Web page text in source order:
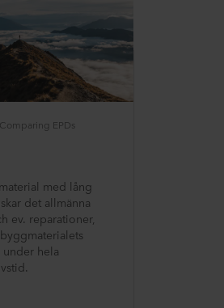
Comparing EPDs
med lång
det allmänna
ev. reparationer,
hela